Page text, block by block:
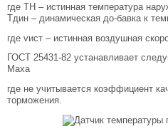
где ТН – истинная температура
Тдин – динамическая до-бавка к
где vист – истинная воздушная
ГОСТ 25431-82 устанавливает
Маха
где не учитывается коэффициент
торможения.